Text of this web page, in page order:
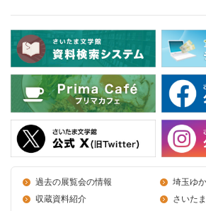
過去の展覧会の情報
埼玉ゆ
収蔵資料紹介
さいた